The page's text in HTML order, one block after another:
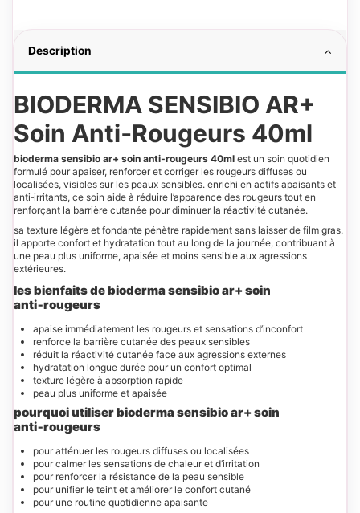
Description
BIODERMA SENSIBIO AR+
Soin Anti‑Rougeurs 40ml
bioderma sensibio ar+ soin anti‑rougeurs 40ml est un soin quotidien
formulé pour apaiser, renforcer et corriger les rougeurs diffuses ou
localisées, visibles sur les peaux sensibles. enrichi en actifs apaisants et
anti‑irritants, ce soin aide à réduire l’apparence des rougeurs tout en
renforçant la barrière cutanée pour diminuer la réactivité cutanée.
sa texture légère et fondante pénètre rapidement sans laisser de film gras.
il apporte confort et hydratation tout au long de la journée, contribuant à
une peau plus uniforme, apaisée et moins sensible aux agressions
extérieures.
les bienfaits de bioderma sensibio ar+ soin
anti‑rougeurs
apaise immédiatement les rougeurs et sensations d’inconfort
renforce la barrière cutanée des peaux sensibles
réduit la réactivité cutanée face aux agressions externes
hydratation longue durée pour un confort optimal
texture légère à absorption rapide
peau plus uniforme et apaisée
pourquoi utiliser bioderma sensibio ar+ soin
anti‑rougeurs
pour atténuer les rougeurs diffuses ou localisées
pour calmer les sensations de chaleur et d’irritation
pour renforcer la résistance de la peau sensible
pour unifier le teint et améliorer le confort cutané
pour une routine quotidienne apaisante